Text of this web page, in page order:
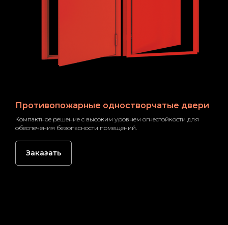
Противопожарные одностворчатые двери
Компактное решение с высоким уровнем огнестойкости для
обеспечения безопасности помещений.
Заказать